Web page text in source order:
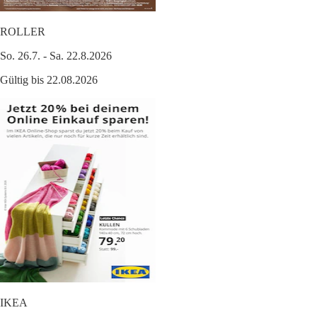
ROLLER
So. 26.7. - Sa. 22.8.2026
Gültig bis 22.08.2026
IKEA